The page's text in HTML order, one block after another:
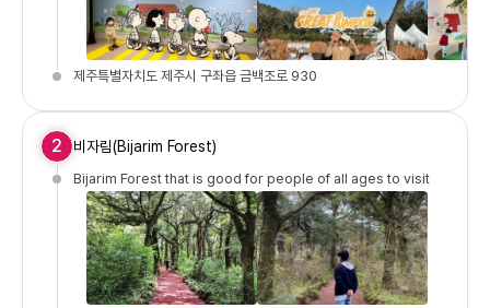
제주특별자치도 제주시 구좌읍 금백조로 930
2 비자림(Bijarim Forest)
Bijarim Forest that is good for people of all ages to visit